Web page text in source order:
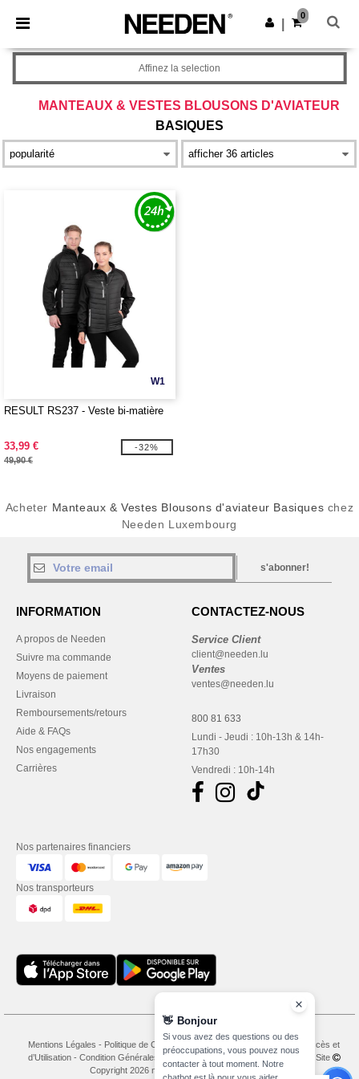
× Appli Needen
Meilleurs prix sur l’app !
Obtenir l'appli
0
MANTEAUX & VESTES BLOUSONS D'AVIATEUR
BASIQUES
Affinez la selection
W1
RESULT RS237 - Veste bi-matière
33,99 €
49,90 €
-32%
Acheter Manteaux & Vestes Blousons d'aviateur Basiques chez
Needen Luxembourg
s'abonner!
INFORMATION
A propos de Needen
Suivre ma commande
Moyens de paiement
Livraison
Remboursements/retours
Aide & FAQs
Nos engagements
Carrières
CONTACTEZ-NOUS
Service Client
client@needen.lu
Ventes
ventes@needen.lu
800 81 633
Lundi - Jeudi : 10h-13h & 14h-
17h30
Vendredi : 10h-14h
Nos partenaires financiers
Nos transporteurs
Mentions Légales - Politique de Confidentialité
Conditions Générales d’Accès et
d’Utilisation- Condition Générales d'Achat - Politique de Cookies
Plan du Site
Copyright 2026 needen.lu - Tous droits réservés
👋 Bonjour
Si vous avez des questions ou des
préoccupations, vous pouvez nous
contacter à tout moment. Notre